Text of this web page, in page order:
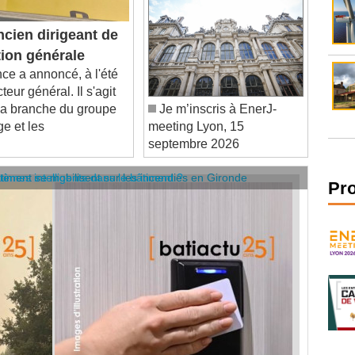
dirigeant de
générale
a annoncé, à l'été
général. Il s'agit
branche du groupe
et les
Je m’inscris à EnerJ-
meeting Lyon, 15
septembre 2026
se mobilisent sur les incendies en Gironde
intelligents dans le bâtiment ?